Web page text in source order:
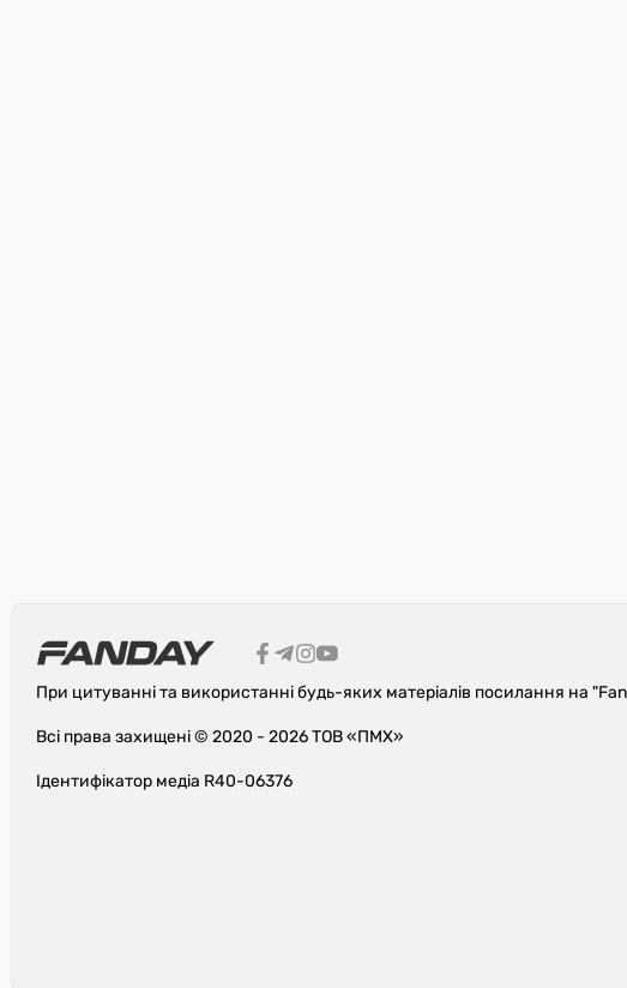
При цитуванні та використанні будь-яких матеріалів посилання на
Всі права захищені © 2020 - 2026 ТОВ «ПМХ»
Ідентифікатор медіа R40-06376